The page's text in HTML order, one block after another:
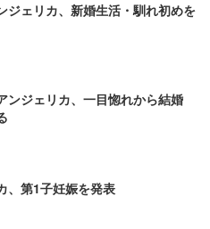
ジェリカ、新婚生活・馴れ初めを
ンジェリカ、一目惚れから結婚
、第1子妊娠を発表